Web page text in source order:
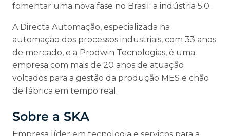
fomentar uma nova fase no Brasil: a indústria 5.0.
A Directa Automação, especializada na
automação dos processos industriais, com 33 anos
de mercado, e a Prodwin Tecnologias, é uma
empresa com mais de 20 anos de atuação
voltados para a gestão da produção MES e chão
de fábrica em tempo real.
Sobre a SKA
Empresa líder em tecnologia e serviços para a